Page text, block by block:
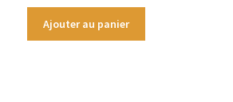
Ajouter au panier